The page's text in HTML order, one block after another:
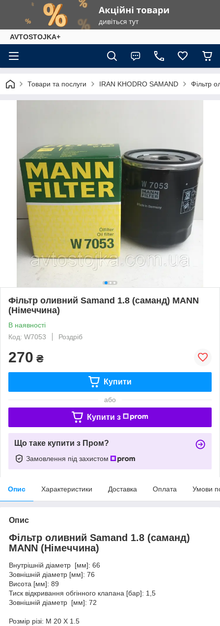
AVTOSTOJKA+
Товари та послуги IRAN KHODRO SAMAND Фільтр
Фільтр оливний Samand 1.8 (саманд) MANN
(Німеччина)
В наявності
Код: W7053
Роздріб
270 ₴
Купити
або
Купити з
Що таке купити з Пром?
Замовлення під захистом
Опис Характеристики Доставка Оплата Умови
Опис
Фільтр оливний Samand 1.8 (саманд)
MANN (Німеччина)
Внутрішній діаметр [мм]: 66
Зовнішній діаметр [мм]: 76
Висота [мм]: 89
Тиск відкривання обгінного клапана [бар]: 1,5
Зовнішній діаметр [мм]: 72
Розмір різі: M 20 X 1.5